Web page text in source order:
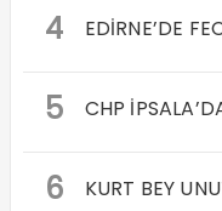
4 EDİRNE’DE
5 CHP
6 KURT BEY